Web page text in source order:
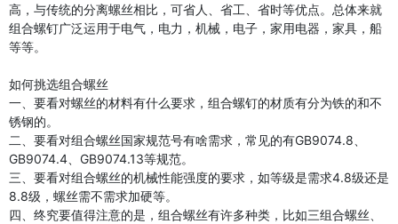
高，与传统的分离螺丝相比，可省人、省工、省时等优点。总体来就
组合螺钉广泛运用于电气，电力，机械，电子，家用电器，家具，船
等等。
如何挑选组合螺丝
一、要看对螺丝的材料有什么要求，组合螺钉的材质有分为铁的和不
锈钢的。
二、要看对组合螺丝国家规范号有啥需求，常见的有GB9074.8、
GB9074.4、GB9074.13等规范。
三、要看对组合螺丝的机械性能强度的要求，如等级是需求4.8级还是
8.8级，螺丝需不需求加硬等。
四、终究要值得注意的是，组合螺丝有许多种类，比如三组合螺丝、